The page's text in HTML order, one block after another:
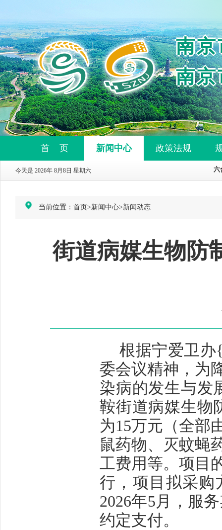
南
南
首 页 新闻中心 政策法规
今天是 2026年 8月8日 星期六
当前位置： 首页>新闻中心>新闻动态
街道病媒生物防
根据宁爱卫办
委会议精神，为
染病的发生与发
鞍街道病媒生物
为15万元（全部
鼠药物、灭蚊蝇
工费用等。项目
行，项目拟采购
2026年5月，服
约定支付。